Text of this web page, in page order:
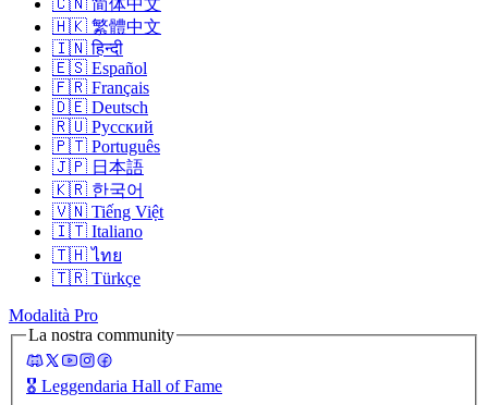
🇨🇳 简体中文
🇭🇰 繁體中文
🇮🇳 हिन्दी
🇪🇸 Español
🇫🇷 Français
🇩🇪 Deutsch
🇷🇺 Русский
🇵🇹 Português
🇯🇵 日本語
🇰🇷 한국어
🇻🇳 Tiếng Việt
🇮🇹 Italiano
🇹🇭 ไทย
🇹🇷 Türkçe
Modalità Pro
La nostra community
🎖️ Leggendaria Hall of Fame